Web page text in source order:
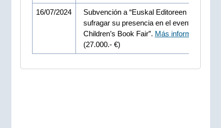
16/07/2024
Subvención a “Euskal Editoreen Elkartea”
sufragar su presencia en el evento
Children’s Book Fair”. Más información
(27.000.- €)